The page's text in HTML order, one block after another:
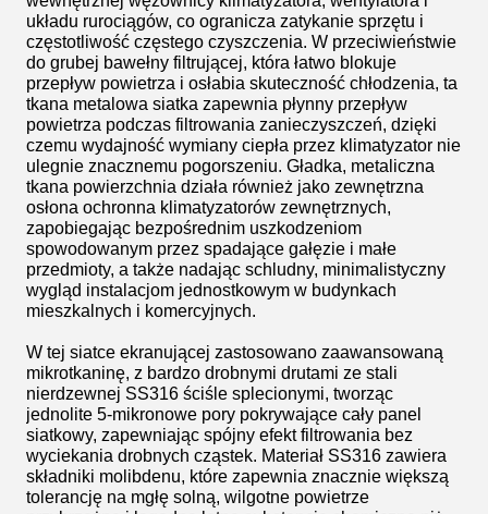
układu rurociągów, co ogranicza zatykanie sprzętu i
częstotliwość częstego czyszczenia. W przeciwieństwie
do grubej bawełny filtrującej, która łatwo blokuje
przepływ powietrza i osłabia skuteczność chłodzenia, ta
tkana metalowa siatka zapewnia płynny przepływ
powietrza podczas filtrowania zanieczyszczeń, dzięki
czemu wydajność wymiany ciepła przez klimatyzator nie
ulegnie znacznemu pogorszeniu. Gładka, metaliczna
tkana powierzchnia działa również jako zewnętrzna
osłona ochronna klimatyzatorów zewnętrznych,
zapobiegając bezpośrednim uszkodzeniom
spowodowanym przez spadające gałęzie i małe
przedmioty, a także nadając schludny, minimalistyczny
wygląd instalacjom jednostkowym w budynkach
mieszkalnych i komercyjnych.
W tej siatce ekranującej zastosowano zaawansowaną
mikrotkaninę, z bardzo drobnymi drutami ze stali
nierdzewnej SS316 ściśle splecionymi, tworząc
jednolite 5-mikronowe pory pokrywające cały panel
siatkowy, zapewniając spójny efekt filtrowania bez
wyciekania drobnych cząstek. Materiał SS316 zawiera
składniki molibdenu, które zapewnia znacznie większą
tolerancję na mgłę solną, wilgotne powietrze